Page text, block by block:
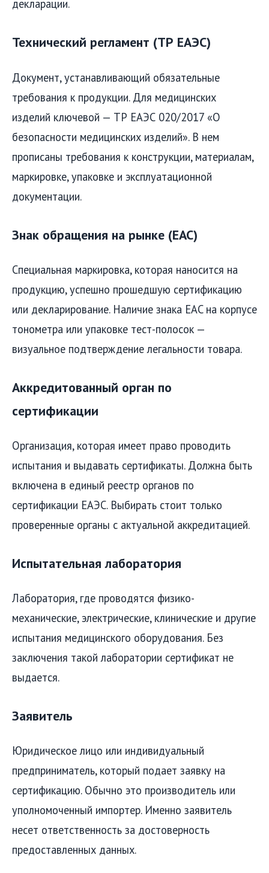
декларации.
Технический регламент (ТР ЕАЭС)
Документ, устанавливающий обязательные
требования к продукции. Для медицинских
изделий ключевой — ТР ЕАЭС 020/2017 «О
безопасности медицинских изделий». В нем
прописаны требования к конструкции, материалам,
маркировке, упаковке и эксплуатационной
документации.
Знак обращения на рынке (EAC)
Специальная маркировка, которая наносится на
продукцию, успешно прошедшую сертификацию
или декларирование. Наличие знака EAC на корпусе
тонометра или упаковке тест-полосок —
визуальное подтверждение легальности товара.
Аккредитованный орган по
сертификации
Организация, которая имеет право проводить
испытания и выдавать сертификаты. Должна быть
включена в единый реестр органов по
сертификации ЕАЭС. Выбирать стоит только
проверенные органы с актуальной аккредитацией.
Испытательная лаборатория
Лаборатория, где проводятся физико-
механические, электрические, клинические и другие
испытания медицинского оборудования. Без
заключения такой лаборатории сертификат не
выдается.
Заявитель
Юридическое лицо или индивидуальный
предприниматель, который подает заявку на
сертификацию. Обычно это производитель или
уполномоченный импортер. Именно заявитель
несет ответственность за достоверность
предоставленных данных.